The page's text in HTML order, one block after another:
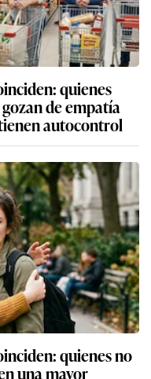
quienes
de empatía
autocontrol
quienes no
una mayor